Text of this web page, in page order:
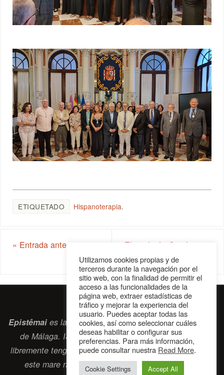
ETIQUETADO Hispanoterapia.
« Entrada anterior
Elena León Gaitán, una
malagueña de leyenda
Epistêmaies la revista digital de la Sociedad Erasmiana
de Málaga. ISSN 2697-2468. Bienvenidos cuantos
libremente tengan algo que intercambiar navegando por
este mare nostrumque es el océano erasmiano.
Utilizamos cookies propias y de
terceros durante la navegación por el
sitio web, con la finalidad de permitir el
acceso a las funcionalidades de la
página web, extraer estadísticas de
tráfico y mejorar la experiencia del
usuario. Puedes aceptar todas las
cookies, así como seleccionar cuáles
deseas habilitar o configurar sus
preferencias. Para más información,
puede consultar nuestra Read More.
Cookie Settings Accept All